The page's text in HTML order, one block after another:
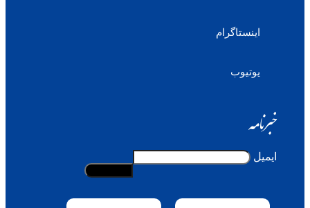
اینستاگرام
یوتیوب
خبرنامه
ایمیل